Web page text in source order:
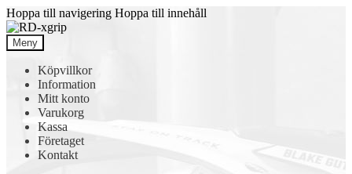
Hoppa till navigering Hoppa till innehåll
Meny
Köpvillkor
Information
Mitt konto
Varukorg
Kassa
Företaget
Kontakt